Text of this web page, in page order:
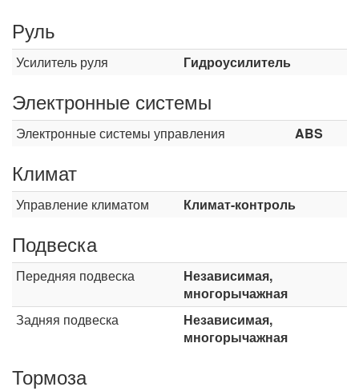
Руль
Усилитель руля Гидроусилитель
Электронные системы
Электронные системы управления ABS
Климат
Управление климатом Климат-контроль
Подвеска
Передняя подвеска
Независимая,
многорычажная
Задняя подвеска
Независимая,
многорычажная
Тормоза